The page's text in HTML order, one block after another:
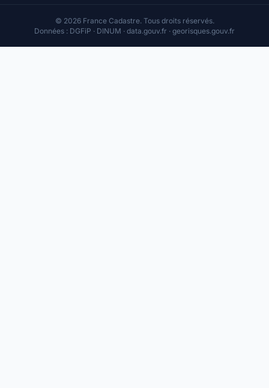
© 2026 France Cadastre. Tous droits réservés.
Données : DGFiP · DINUM · data.gouv.fr · georisques.gouv.fr